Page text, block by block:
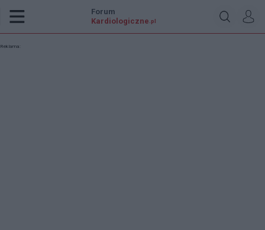
Forum
Kardiologiczne .pl
Reklama: